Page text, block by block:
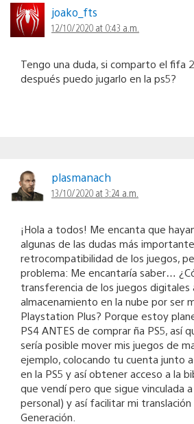
joako_fts
12/10/2020 at 0:43 a.m.
Tengo una duda, si comparto el fifa
después puedo jugarlo en la ps5?
plasmanach
13/10/2020 at 3:24 a.m.
¡Hola a todos! Me encanta que
algunas de las dudas más
retrocompatibilidad de los juegos,
problema: Me encantaría saber…
transferencia de los juegos digitales
almacenamiento en la nube por ser
Playstation Plus? Porque estoy
PS4 ANTES de comprar ña PS5, así
sería posible mover mis juegos de
ejemplo, colocando tu cuenta junto
en la PS5 y así obtener acceso a la
que vendí pero que sigue vinculada
personal) y así facilitar mi translación
Generación.